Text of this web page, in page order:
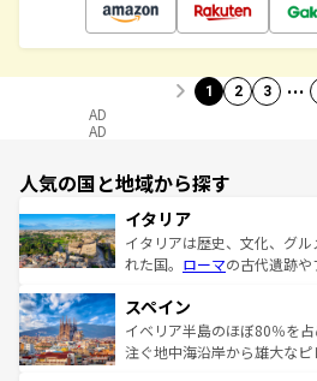
1 2 3 …
AD
AD
人気の国と地域から探す
イタリア
イタリアは歴史、文化、グ
れた国。 ローマの古代遺跡
ろん、トスカーナの美しい田
景など、自然景観も見逃せ
ピザやパスタなど、絶品の
スペイン
イベリア半島のほぼ80％を
注ぐ地中海沿岸から雄大な